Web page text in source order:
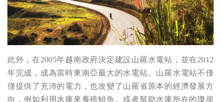
此外，在2005年越南政府決定建設山羅水電站，並在2012
年完成，成為當時東南亞最大的水電站。山羅水電站不僅
僅提供了充沛的電力，也改變了山羅省原本的經濟發展方
向，例如利用水庫來養殖鱘魚。或者幫助水庫所在的瓊崖